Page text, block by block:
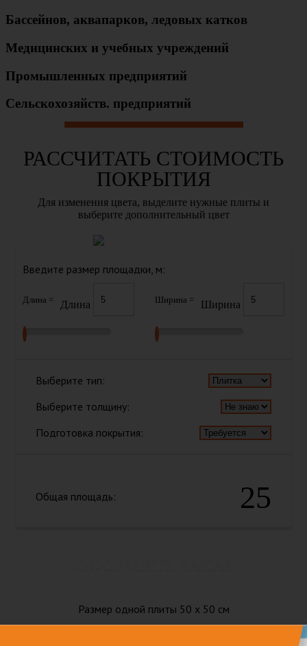
Бассейнов, аквапарков, ледовых катков
Медицинских и учебных учреждений
Промышленных предприятий
Cельскохозяйств. предприятий
РАССЧИТАТЬ СТОИМОСТЬ
ПОКРЫТИЯ
Для изменения цвета, выделите нужные плиты и
выберите дополнительный цвет
Введите размер площадки, м:
Длина
Длина = Ширина
Ширина =
Выберите тип:
Выберите толщину:
Подготовка покрытия:
Общая площадь: 25
Размер одной плиты 50 x 50 см